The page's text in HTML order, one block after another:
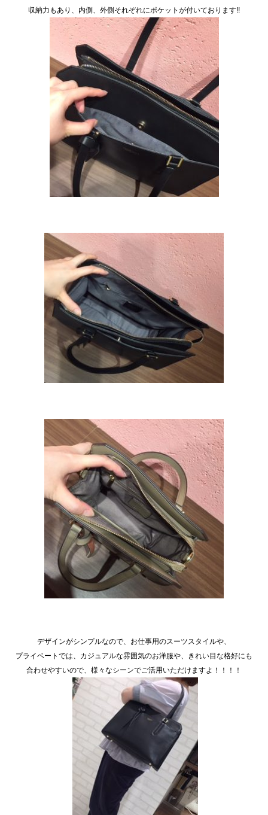
収納力もあり、内側、外側それぞれにポケットが付いております!!
デザインがシンプルなので、お仕事用のスーツスタイルや、
プライベートでは、カジュアルな雰囲気のお洋服や、きれい目な格好にも
合わせやすいので、様々なシーンでご活用いただけますよ！！！！